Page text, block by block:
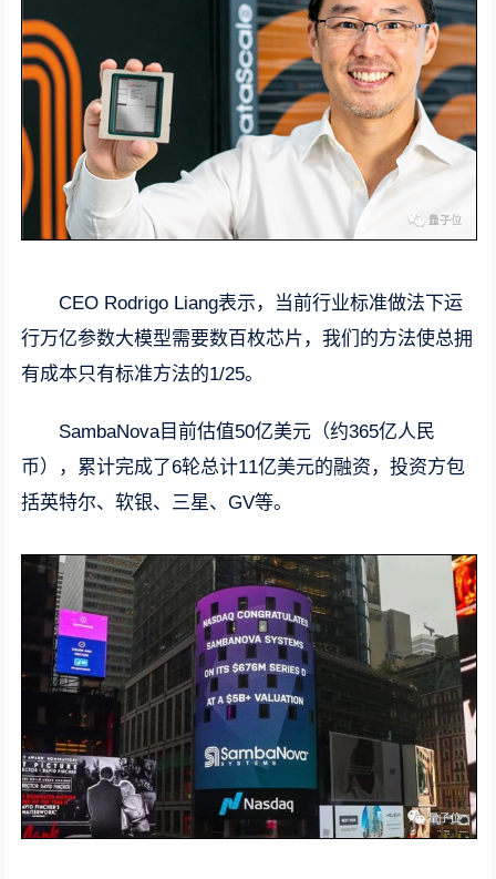
CEO Rodrigo Liang表示，当前行业标准做法下运
行万亿参数大模型需要数百枚芯片，我们的方法使总拥
有成本只有标准方法的1/25。
SambaNova目前估值50亿美元（约365亿人民
币），累计完成了6轮总计11亿美元的融资，投资方包
括英特尔、软银、三星、GV等。